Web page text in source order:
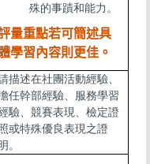
殊的事蹟和能力。
量重點若可簡述具
學習內容則更佳。
描述在社團活動經驗、
任幹部經驗、服務學習
驗、競賽表現、檢定證
或特殊優良表現之證
。